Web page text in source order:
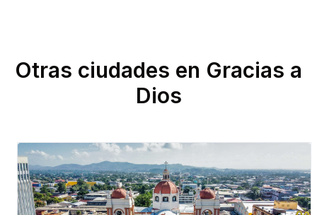
Otras ciudades en Gracias a
Dios